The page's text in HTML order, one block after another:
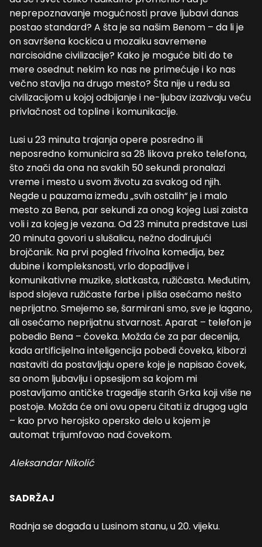
neprepoznavanje mogućnosti prave ljubavi danas
postao standard? A šta je sa našim Benom – da li je
on savršena kockica u mozaiku savremene
narcisoidne civilizacije? Kako je moguće biti do te
mere osednut nekim ko nas ne primećuje i ko nas
večno stavlja na drugo mesto? Šta nije u redu sa
civilizacijom u kojoj odbijanje i ne-ljubav izazivaju veću
privlačnost od topline i komunikacije.
Lusi u 23 minuta trajanja opere posredno ili
neposredno komunicira sa 28 likova preko telefona,
što znači da ona na svakih 50 sekundi pronalazi
vreme i mesto u svom životu za svakog od njih.
Negde u pauzama između „svih ostalih“ je i malo
mesto za Bena, par sekundi za onog kojeg Lusi zaista
voli i za kojeg je vezana. Od 23 minuta predstave Lusi
20 minuta govori u slušalicu, nežno dodirujući
brojčanik. Na prvi pogled frivolna komedija, bez
dubine i kompleksnosti, vrlo dopadljive i
komunikativne muzike, slatkasta, ružičasta. Međutim,
ispod slojeva ružičaste farbe i pliša osećamo nešto
neprijatno. Smejemo se, šarmirani smo, sve je lagano,
ali osećamo neprijatnu stvarnost. Aparat – telefon je
pobedio Bena – čoveka. Možda će za par decenija,
kada artificijelna inteligencija pobedi čoveka, kiborzi
nastaviti da postavljaju opere koje je napisao čovek,
sa onom ljubavlju i opsesijom sa kojom mi
postavljamo antičke tragedije starih Grka koji više ne
postoje. Možda će oni ovu operu čitati iz drugog ugla
– kao prvo herojsko opersko delo u kojem je
automat trijumfovao nad čovekom.
Aleksandar Nikolić
SADRŽAJ
Radnja se događa u Lusinom stanu, u 20. vijeku.